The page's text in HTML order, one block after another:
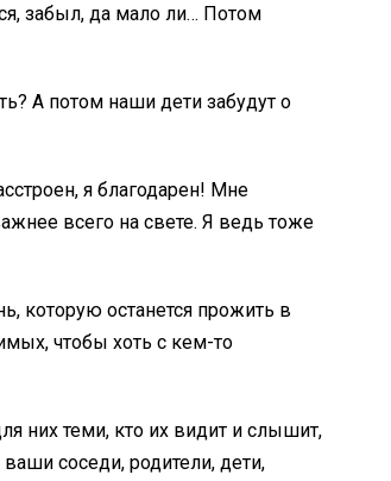
забыл, да мало ли… Потом
А потом наши дети забудут о
я благодарен! Мне
всего на свете. Я ведь тоже
которую останется прожить в
чтобы хоть с кем-то
них теми, кто их видит и слышит,
соседи, родители, дети,